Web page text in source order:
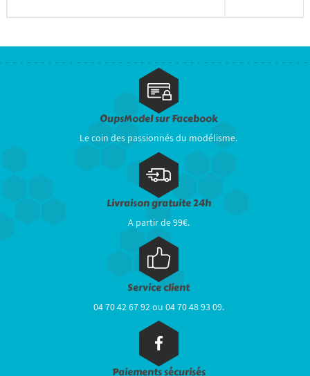
OupsModel sur Facebook
Le coin des passionnés du modélisme.
Livraison gratuite 24h
A partir de 99€.
Service client
04 70 42 67 92 ou 04 70 48 93 09.
Paiements sécurisés